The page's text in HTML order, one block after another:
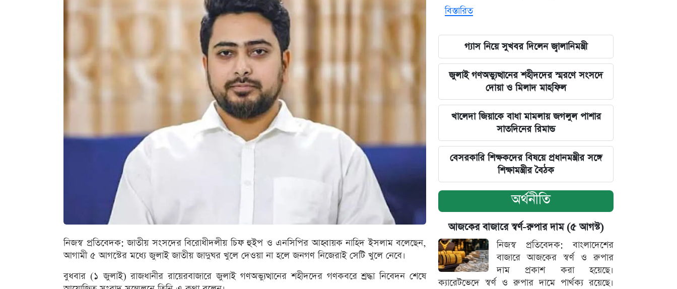
নিজস্ব প্রতিবেদক: জাতীয় সংসদের বিরোধীদলীয় চিফ হুইপ ও এনসিপির আহ্বায়ক নাহিদ ইসলাম বলেছেন,
আগামী ৫ আগস্টের মধ্যে জুলাই জাতীয় জাদুঘর খুলে দেওয়া না হলে জনগণ নিজেরাই সেটি খুলে নেবে।
বুধবার (১ জুলাই) রাজধানীর রায়েরবাজারে জুলাই গণঅভ্যুত্থানের শহীদদের গণকবরে শ্রদ্ধা নিবেদন শেষে
বিস্তারিত
গ্যাস নিয়ে সুখবর দিলেন জ্বালানিমন্ত্রী
জুলাই গণঅভ্যুত্থানের শহীদদের স্মরণে সংসদে
দোয়া ও মিলাদ মাহফিল
খালেদা জিয়াকে বাধা মামলায় জগলুল পাশার
সাতদিনের রিমান্ড
বেসরকারি শিক্ষকদের বিষয়ে প্রধানমন্ত্রীর সঙ্গে
শিক্ষামন্ত্রীর বৈঠক
অর্থনীতি
আজকের বাজারে স্বর্ণ-রুপার দাম (৫ আগস্ট)
নিজস্ব প্রতিবেদক: বাংলাদেশের
বাজারে আজকের স্বর্ণ ও রুপার
দাম প্রকাশ করা হয়েছে।
ক্যারেটভেদে স্বর্ণ ও রুপার দামে পার্থক্য রয়েছে।